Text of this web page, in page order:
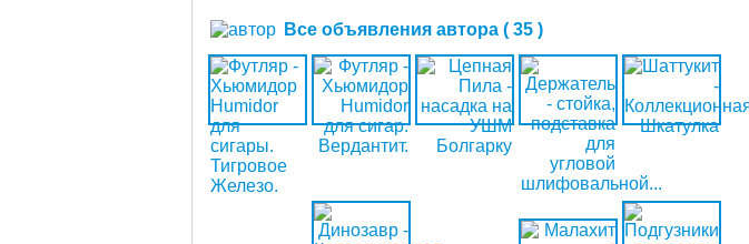
Все объявления автора ( 35 )